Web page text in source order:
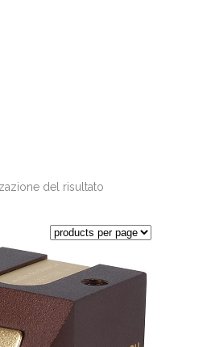
del risultato